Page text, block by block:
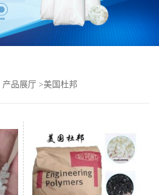
产品展厅 >美国杜邦